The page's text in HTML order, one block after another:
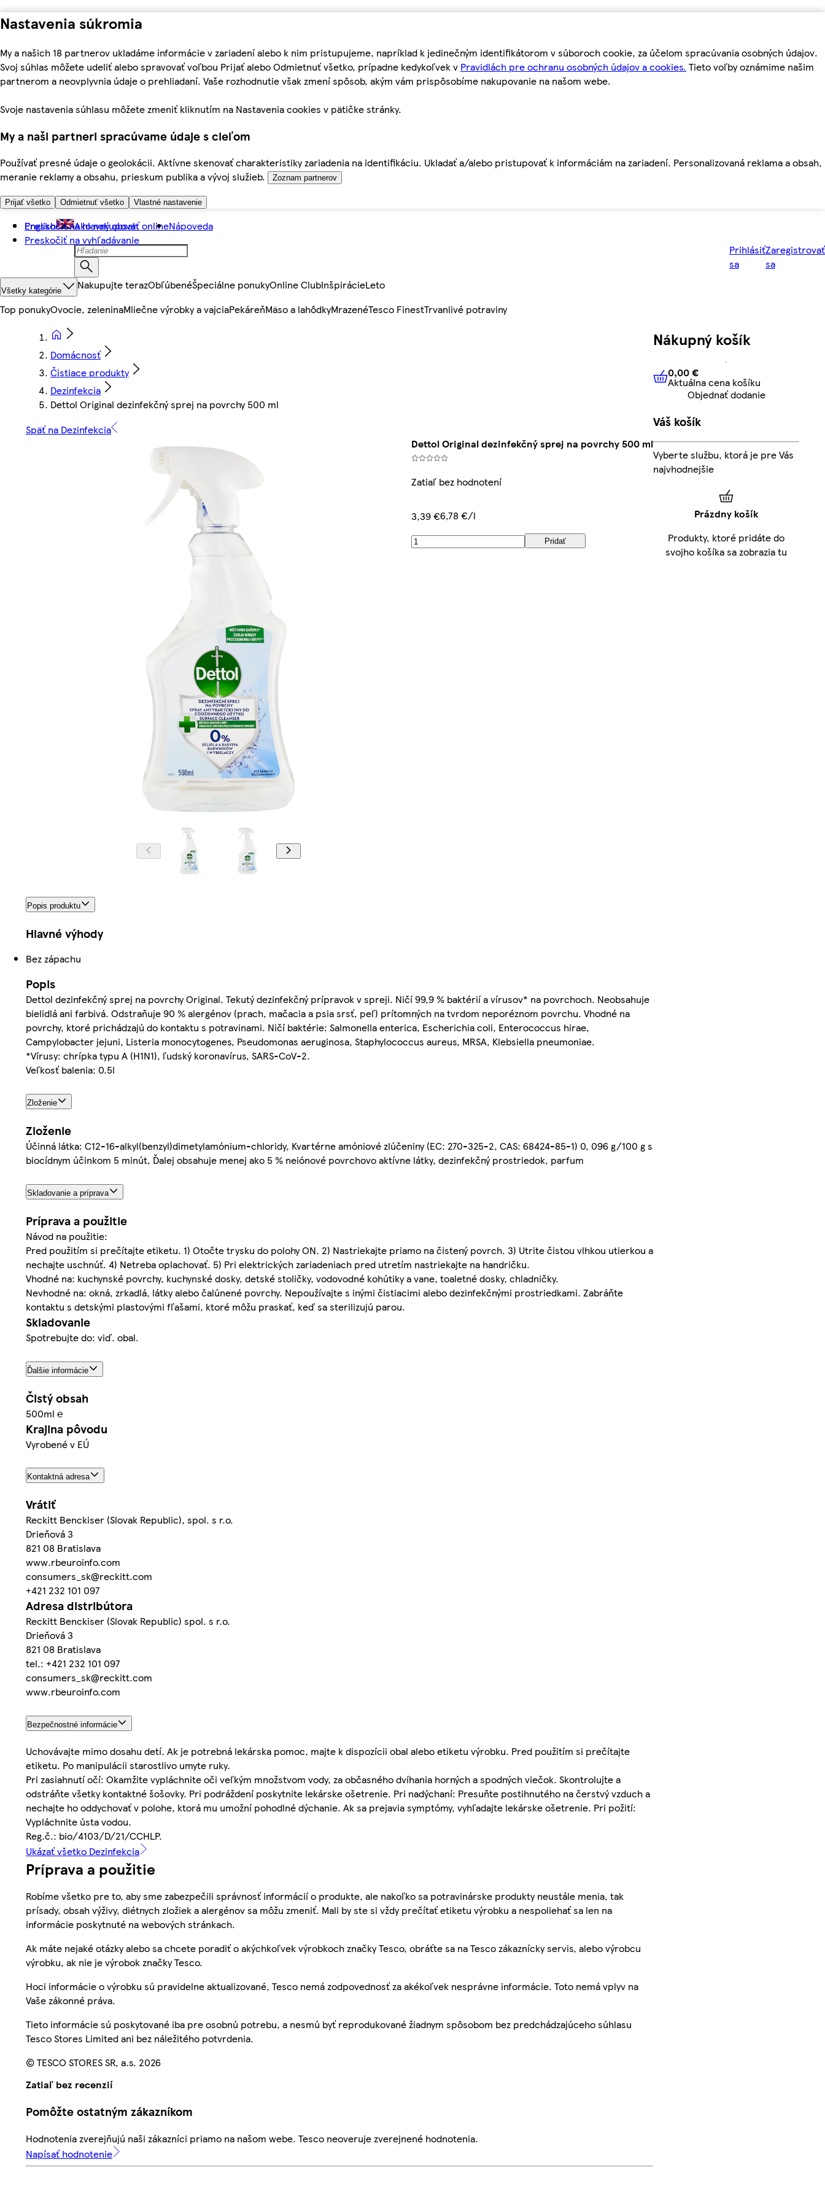
Nastavenia súkromia
My a našich 18 partnerov ukladáme informácie v zariadení alebo k nim pristupujeme, napríklad k jedinečným identifikátorom v súboroch cookie, za účelom spracúvania osobných údajov.
Svoj súhlas môžete udeliť alebo spravovať voľbou Prijať alebo Odmietnuť všetko, prípadne kedykoľvek v Pravidlách pre ochranu osobných údajov a cookies. Tieto voľby oznámime našim
partnerom a neovplyvnia údaje o prehliadaní. Vaše rozhodnutie však zmení spôsob, akým vám prispôsobíme nakupovanie na našom webe.
Svoje nastavenia súhlasu môžete zmeniť kliknutím na Nastavenia cookies v pätičke stránky.
My a naši partneri spracúvame údaje s cieľom
Používať presné údaje o geolokácii. Aktívne skenovať charakteristiky zariadenia na identifikáciu. Ukladať a/alebo pristupovať k informáciám na zariadení. Personalizovaná reklama a obsah,
meranie reklamy a obsahu, prieskum publika a vývoj služieb.
Zoznam partnerov
Prijať všetko Odmietnuť všetko Vlastné nastavenie
Preskočiť na hlavný obsah
Preskočiť na vyhľadávanie
English Ako nakupovať onlineNápoveda
Prihlásiť
sa
Zaregistrovať
sa
Všetky kategórie Nakupujte terazObľúbenéŠpeciálne ponukyOnline ClubInšpirácieLeto
Top ponukyOvocie, zeleninaMliečne výrobky a vajciaPekáreňMäso a lahôdkyMrazenéTesco FinestTrvanlivé potraviny
Domácnosť
Čistiace produkty
Dezinfekcia
Dettol Original dezinfekčný sprej na povrchy 500 ml
Späť na Dezinfekcia
Dettol Original dezinfekčný sprej na povrchy 500 ml
Zatiaľ bez hodnotení
3,39 €6,78 €/l
Pridať
Popis produktu
Hlavné výhody
Bez zápachu
Popis
Dettol dezinfekčný sprej na povrchy Original. Tekutý dezinfekčný prípravok v spreji. Ničí 99,9 % baktérií a vírusov* na povrchoch. Neobsahuje
bielidlá ani farbivá. Odstraňuje 90 % alergénov (prach, mačacia a psia srsť, peľ) prítomných na tvrdom neporéznom povrchu. Vhodné na
povrchy, ktoré prichádzajú do kontaktu s potravinami. Ničí baktérie: Salmonella enterica, Escherichia coli, Enterococcus hirae,
Campylobacter jejuni, Listeria monocytogenes, Pseudomonas aeruginosa, Staphylococcus aureus, MRSA, Klebsiella pneumoniae.
*Vírusy: chrípka typu A (H1N1), ľudský koronavírus, SARS-CoV-2.
Veľkosť balenia: 0.5l
Zloženie
Zloženie
Účinná látka: C12-16-alkyl(benzyl)dimetylamónium-chloridy, Kvartérne amóniové zlúčeniny (EC: 270-325-2, CAS: 68424-85-1) 0, 096 g/100 g s
biocídnym účinkom 5 minút, Ďalej obsahuje menej ako 5 % neiónové povrchovo aktívne látky, dezinfekčný prostriedok, parfum
Skladovanie a príprava
Príprava a použitie
Návod na použitie:
Pred použitím si prečítajte etiketu. 1) Otočte trysku do polohy ON. 2) Nastriekajte priamo na čistený povrch. 3) Utrite čistou vlhkou utierkou a
nechajte uschnúť. 4) Netreba oplachovať. 5) Pri elektrických zariadeniach pred utretím nastriekajte na handričku.
Vhodné na: kuchynské povrchy, kuchynské dosky, detské stoličky, vodovodné kohútiky a vane, toaletné dosky, chladničky.
Nevhodné na: okná, zrkadlá, látky alebo čalúnené povrchy. Nepoužívajte s inými čistiacimi alebo dezinfekčnými prostriedkami. Zabráňte
kontaktu s detskými plastovými fľašami, ktoré môžu praskať, keď sa sterilizujú parou.
Skladovanie
Spotrebujte do: viď. obal.
Ďalšie informácie
Čistý obsah
500ml ℮
Krajina pôvodu
Vyrobené v EÚ
Kontaktná adresa
Vrátiť
Reckitt Benckiser (Slovak Republic), spol. s r.o.
Drieňová 3
821 08 Bratislava
www.rbeuroinfo.com
consumers_sk@reckitt.com
+421 232 101 097
Adresa distribútora
Reckitt Benckiser (Slovak Republic) spol. s r.o.
Drieňová 3
821 08 Bratislava
tel.: +421 232 101 097
consumers_sk@reckitt.com
www.rbeuroinfo.com
Bezpečnostné informácie
Uchovávajte mimo dosahu detí. Ak je potrebná lekárska pomoc, majte k dispozícii obal alebo etiketu výrobku. Pred použitím si prečítajte
etiketu. Po manipulácii starostlivo umyte ruky.
Pri zasiahnutí očí: Okamžite vypláchnite oči veľkým množstvom vody, za občasného dvíhania horných a spodných viečok. Skontrolujte a
odstráňte všetky kontaktné šošovky. Pri podráždení poskytnite lekárske ošetrenie. Pri nadýchaní: Presuňte postihnutého na čerstvý vzduch a
nechajte ho oddychovať v polohe, ktorá mu umožní pohodlné dýchanie. Ak sa prejavia symptómy, vyhľadajte lekárske ošetrenie. Pri požití:
Vypláchnite ústa vodou.
Reg.č.: bio/4103/D/21/CCHLP.
Ukázať všetko Dezinfekcia
Príprava a použitie
Robíme všetko pre to, aby sme zabezpečili správnosť informácií o produkte, ale nakoľko sa potravinárske produkty neustále menia, tak
prísady, obsah výživy, diétnych zložiek a alergénov sa môžu zmeniť. Mali by ste si vždy prečítať etiketu výrobku a nespoliehať sa len na
informácie poskytnuté na webových stránkach.
Ak máte nejaké otázky alebo sa chcete poradiť o akýchkoľvek výrobkoch značky Tesco, obráťte sa na Tesco zákaznícky servis, alebo výrobcu
výrobku, ak nie je výrobok značky Tesco.
Hoci informácie o výrobku sú pravidelne aktualizované, Tesco nemá zodpovednosť za akékoľvek nesprávne informácie. Toto nemá vplyv na
Vaše zákonné práva.
Tieto informácie sú poskytované iba pre osobnú potrebu, a nesmú byť reprodukované žiadnym spôsobom bez predchádzajúceho súhlasu
Tesco Stores Limited ani bez náležitého potvrdenia.
© TESCO STORES SR, a.s. 2026
Zatiaľ bez recenzií
Pomôžte ostatným zákazníkom
Hodnotenia zverejňujú naši zákazníci priamo na našom webe. Tesco neoveruje zverejnené hodnotenia.
Napísať hodnotenie
Nákupný košík
0,00 € Aktuálna cena košíku
0,00 €
Aktuálna cena košíku
Objednať dodanie
Váš košík
Vyberte službu, ktorá je pre Vás
najvhodnejšie
Prázdny košík
Produkty, ktoré pridáte do
svojho košíka sa zobrazia tu